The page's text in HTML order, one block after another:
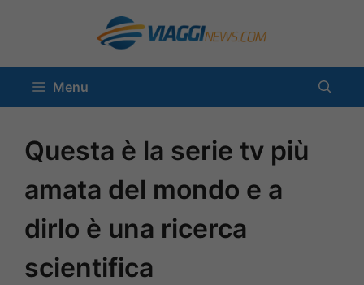
contenuto
Menu
Questa è la serie tv più
amata del mondo e a
dirlo è una ricerca
scientifica